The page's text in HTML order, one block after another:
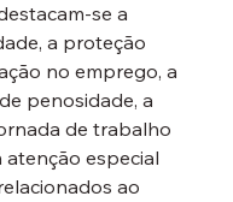
se a
a proteção
no emprego, a
penosidade, a
de trabalho
especial
ao